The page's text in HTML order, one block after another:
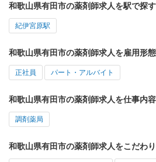
和歌山県有田市の薬剤師求人を駅で探す
紀伊宮原駅
和歌山県有田市の薬剤師求人を雇用形
正社員 パート・アルバイト
和歌山県有田市の薬剤師求人を仕事内
調剤薬局
和歌山県有田市の薬剤師求人をこだわ